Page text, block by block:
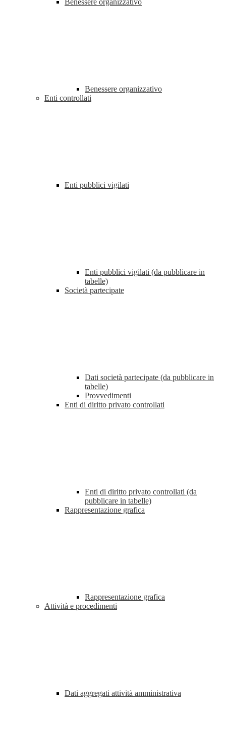
Benessere organizzativo
Benessere organizzativo
Enti controllati
Enti pubblici vigilati
Enti pubblici vigilati (da pubblicare in
tabelle)
Società partecipate
Dati società partecipate (da pubblicare in
tabelle)
Provvedimenti
Enti di diritto privato controllati
Enti di diritto privato controllati (da
pubblicare in tabelle)
Rappresentazione grafica
Rappresentazione grafica
Attività e procedimenti
Dati aggregati attività amministrativa